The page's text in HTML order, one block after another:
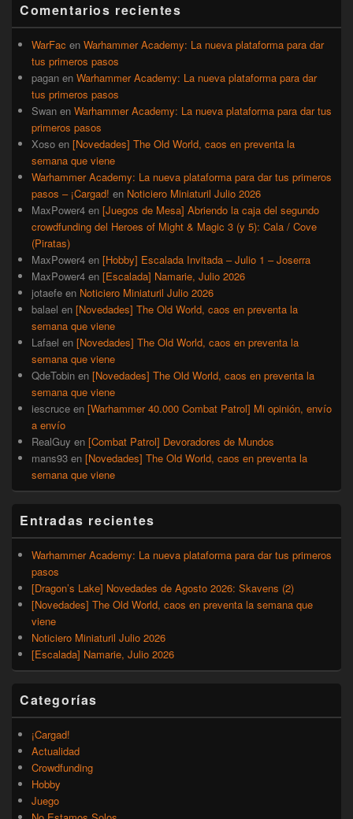
lateral
primaria
Comentarios recientes
WarFac en Warhammer Academy: La nueva plataforma para dar
tus primeros pasos
pagan en Warhammer Academy: La nueva plataforma para dar
tus primeros pasos
Swan en Warhammer Academy: La nueva plataforma para dar tus
primeros pasos
Xoso en [Novedades] The Old World, caos en preventa la
semana que viene
Warhammer Academy: La nueva plataforma para dar tus primeros
pasos – ¡Cargad! en Noticiero Miniaturil Julio 2026
MaxPower4 en [Juegos de Mesa] Abriendo la caja del segundo
crowdfunding del Heroes of Might & Magic 3 (y 5): Cala / Cove
(Piratas)
MaxPower4 en [Hobby] Escalada Invitada – Julio 1 – Joserra
MaxPower4 en [Escalada] Namarie, Julio 2026
jotaefe en Noticiero Miniaturil Julio 2026
balael en [Novedades] The Old World, caos en preventa la
semana que viene
Lafael en [Novedades] The Old World, caos en preventa la
semana que viene
QdeTobin en [Novedades] The Old World, caos en preventa la
semana que viene
iescruce en [Warhammer 40.000 Combat Patrol] Mi opinión, envío
a envío
RealGuy en [Combat Patrol] Devoradores de Mundos
mans93 en [Novedades] The Old World, caos en preventa la
semana que viene
Entradas recientes
Warhammer Academy: La nueva plataforma para dar tus primeros
pasos
[Dragon’s Lake] Novedades de Agosto 2026: Skavens (2)
[Novedades] The Old World, caos en preventa la semana que
viene
Noticiero Miniaturil Julio 2026
[Escalada] Namarie, Julio 2026
Categorías
¡Cargad!
Actualidad
Crowdfunding
Hobby
Juego